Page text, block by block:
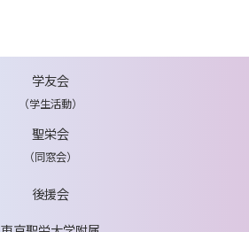
学友会
（学生活動）
聖栄会
（同窓会）
後援会